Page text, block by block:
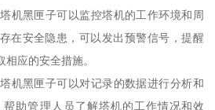
机黑匣子可以监控塔机的工作环境和周
在安全隐患，可以发出预警信号，提醒
应的安全措施。
机黑匣子可以对记录的数据进行分析和
助管理人员了解塔机的工作情况和效